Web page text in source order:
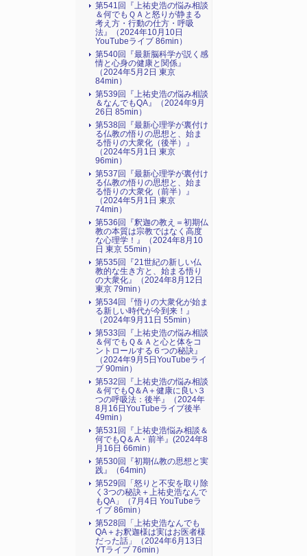
第541回『上祐史浩の悩み相談
＆何でもＱＡと怒りが静まる
考え方・行動の仕方・呼吸
法』（2024年10月10日
YouTubeライブ 86min）
第540回『最新脳科学が説く感
情と心身の健康と関係』
（2024年5月2日 東京
84min）
第539回『上祐史浩の悩み相談
＆なんでもQA』（2024年9月
26日 85min）
第538回『最新心理学が裏付け
る仏教の悟りの思想と、始ま
る悟りの大衆化（後半）』
（2024年5月1日 東京
96min）
第537回『最新心理学が裏付け
る仏教の悟りの思想と、始ま
る悟りの大衆化（前半）』
（2024年5月1日 東京
74min）
第536回『釈迦の教え＝初期仏
教の本質は宗教ではなく高度
な心理学！』（2024年8月10
日 東京 55min）
第535回『21世紀の新しい仏
教的な生き方と、始まる悟り
の大衆化』（2024年8月12日
東京 79min）
第534回『悟りの大衆化が始ま
る新しい時代が今到来！』
（2024年9月11日 55min）
第533回『上祐史浩の悩み相談
＆何でもＱ＆Ａと心と体をコ
ントロールする６つの秘訣』
（2024年9月5日YouTubeライ
ブ 90min）
第532回『上祐史浩の悩み相談
＆何でもQ＆A＋健康に良い３
つの呼吸法：後半』（2024年
8月16日YouTubeライブ後半
49min）
第531回『上祐史浩悩み相談＆
何でもQ＆A・前半』(2024年8
月16日 66min）
第530回『初期仏教の思想と実
践』（64min)
第529回「怒りと不安を取り除
く3つの秘訣＋上祐史浩なんで
もQA」（7月4日 YouTubeラ
イブ 86min）
第528回「上祐史浩なんでも
QA＋お釈迦様は実はお医者様
だった話」（2024年6月13日
YTライブ 76min）